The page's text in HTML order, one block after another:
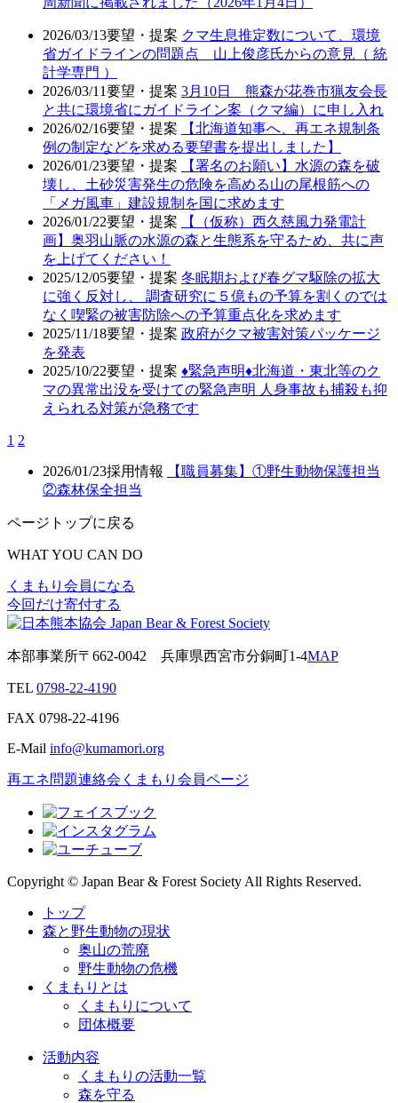
2026/03/13要望・提案 クマ生息推定数について、環境
省ガイドラインの問題点 山上俊彦氏からの意見（ 統
計学専門 ）
2026/03/11要望・提案 3月10日 熊森が花巻市猟友会長
と共に環境省にガイドライン案（クマ編）に申し入れ
2026/02/16要望・提案
【北海道知事へ、再エネ規制条
例の制定などを求める要望書を提出しました】
2026/01/23要望・提案
【署名のお願い】水源の森を破
壊し、土砂災害発生の危険を高める山の尾根筋への
「メガ風車」建設規制を国に求めます
2026/01/22要望・提案
【（仮称）西久慈風力発電計
画】奥羽山脈の水源の森と生態系を守るため、共に声
を上げてください！
2025/12/05要望・提案 冬眠期および春グマ駆除の拡大
に強く反対し、 調査研究に５億もの予算を割くのでは
なく喫緊の被害防除への予算重点化を求めます
2025/11/18要望・提案 政府がクマ被害対策パッケージ
を発表
2025/10/22要望・提案 ♦️緊急声明♦️北海道・東北等のク
マの異常出没を受けての緊急声明 人身事故も捕殺も抑
えられる対策が急務です
1 2
2026/01/23採用情報
【職員募集】①野生動物保護担当
②森林保全担当
ページトップに戻る
WHAT YOU CAN DO
くまもり会員になる
今回だけ寄付する
本部事業所〒662-0042 兵庫県西宮市分銅町1-4MAP
TEL 0798-22-4190
FAX 0798-22-4196
E-Mail info@kumamori.org
再エネ問題連絡会 くまもり会員ページ
Copyright © Japan Bear & Forest Society All Rights Reserved.
トップ
森と野生動物の現状
奥山の荒廃
野生動物の危機
くまもりとは
くまもりについて
団体概要
活動内容
くまもりの活動一覧
森を守る